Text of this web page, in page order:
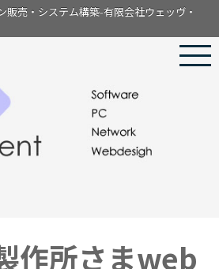
売・システム構築-有限会社ウェッヴ・
作所さまweb